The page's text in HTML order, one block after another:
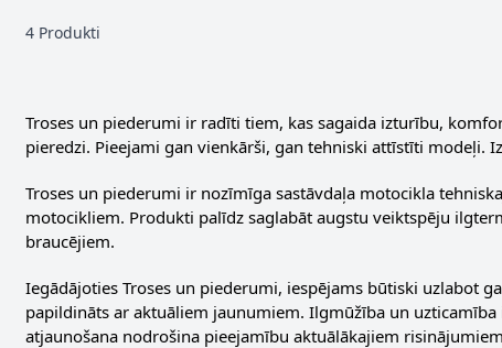
4 Produkti
Troses un piederumi ir radīti tiem, kas sagaida izturību,
pieredzi. Pieejami gan vienkārši, gan tehniski attīstīti modeļi.
Troses un piederumi ir nozīmīga sastāvdaļa motocikla
motocikliem. Produkti palīdz saglabāt augstu veiktspēju
braucējiem.
Iegādājoties Troses un piederumi, iespējams būtiski uzlabot
papildināts ar aktuāliem jaunumiem. Ilgmūžība un
atjaunošana nodrošina pieejamību aktuālākajiem